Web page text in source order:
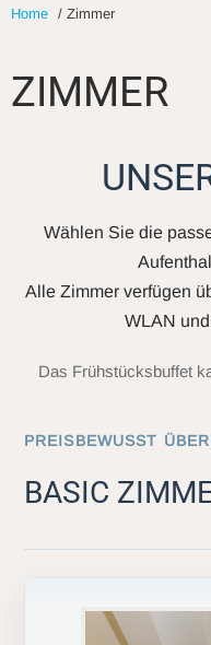
Home / Zimmer
ZIMMER
Wählen Sie die
Alle Zimmer verfügen
WLAN
Das Frühstücksbuffet
PREISBEWUSST
BASIC